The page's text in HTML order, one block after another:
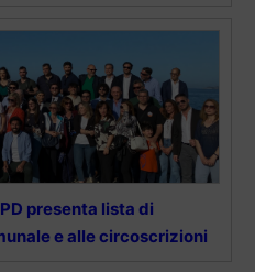
presenta lista di
e alle circoscrizioni